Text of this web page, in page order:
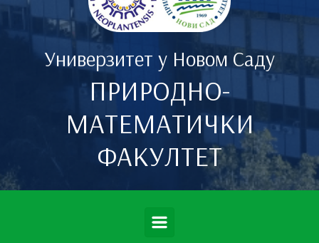
Универзитет у Новом Саду
ПРИРОДНО-
МАТЕМАТИЧКИ
ФАКУЛТЕТ